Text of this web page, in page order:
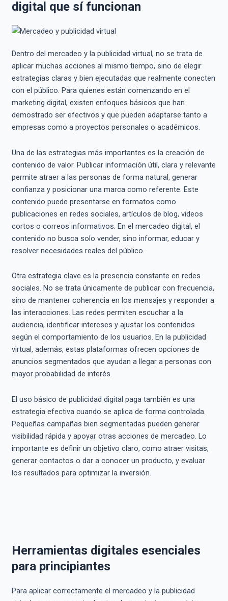
digital que sí funcionan
Dentro del mercadeo y la publicidad virtual, no se trata de
aplicar muchas acciones al mismo tiempo, sino de elegir
estrategias claras y bien ejecutadas que realmente conecten
con el público. Para quienes están comenzando en el
marketing digital, existen enfoques básicos que han
demostrado ser efectivos y que pueden adaptarse tanto a
empresas como a proyectos personales o académicos.
Una de las estrategias más importantes es la creación de
contenido de valor. Publicar información útil, clara y relevante
permite atraer a las personas de forma natural, generar
confianza y posicionar una marca como referente. Este
contenido puede presentarse en formatos como
publicaciones en redes sociales, artículos de blog, videos
cortos o correos informativos. En el mercadeo digital, el
contenido no busca solo vender, sino informar, educar y
resolver necesidades reales del público.
Otra estrategia clave es la presencia constante en redes
sociales. No se trata únicamente de publicar con frecuencia,
sino de mantener coherencia en los mensajes y responder a
las interacciones. Las redes permiten escuchar a la
audiencia, identificar intereses y ajustar los contenidos
según el comportamiento de los usuarios. En la publicidad
virtual, además, estas plataformas ofrecen opciones de
anuncios segmentados que ayudan a llegar a personas con
mayor probabilidad de interés.
El uso básico de publicidad digital paga también es una
estrategia efectiva cuando se aplica de forma controlada.
Pequeñas campañas bien segmentadas pueden generar
visibilidad rápida y apoyar otras acciones de mercadeo. Lo
importante es definir un objetivo claro, como atraer visitas,
generar contactos o dar a conocer un producto, y evaluar
los resultados para optimizar la inversión.
Herramientas digitales esenciales
para principiantes
Para aplicar correctamente el mercadeo y la publicidad